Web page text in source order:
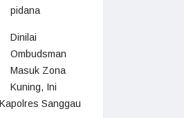
pidana
Dinilai
Ombudsman
Masuk Zona
Kuning, Ini
Sanggau